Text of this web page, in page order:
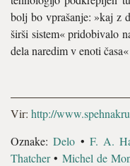
bolj bo vprašanje: »kaj z
širši sistem« pridobivalo
dela naredim v enoti
Vir: http://
Oznake:Delo • F. A.
Thatcher• Michel de